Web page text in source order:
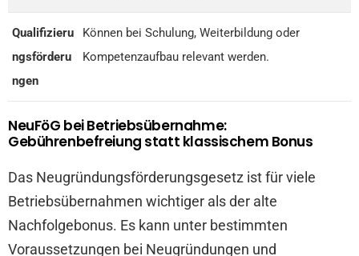
Qualifizieru
ngsförderu
ngen
Können bei Schulung, Weiterbildung oder
Kompetenzaufbau relevant werden.
NeuFöG bei Betriebsübernahme:
Gebührenbefreiung statt klassischem Bonus
Das Neugründungsförderungsgesetz ist für viele
Betriebsübernahmen wichtiger als der alte
Nachfolgebonus. Es kann unter bestimmten
Voraussetzungen bei Neugründungen und